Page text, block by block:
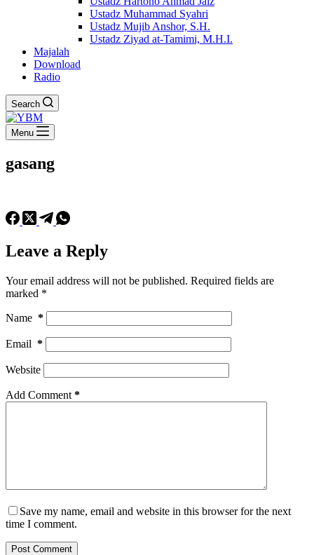
Ustadz Muhammad Syahri
Ustadz Mujib Anshor, S.H.
Ustadz Ziyad at-Tamimi, M.H.I.
Majalah
Download
Radio
Search
Menu
gasang
Leave a Reply
Your email address will not be published. Required fields are
marked *
Name *
Email *
Website
Add Comment *
Save my name, email and website in this browser for the next
time I comment.
Post Comment